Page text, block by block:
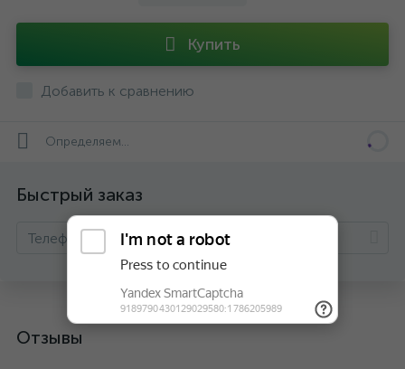
Купить
Добавить к сравнению
Определяем...
Быстрый заказ
Отзывы